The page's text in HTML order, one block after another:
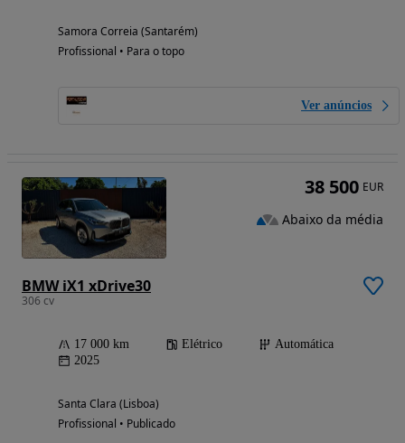
Samora Correia (Santarém)
Profissional • Para o topo
Ver anúncios
BMW iX1 xDrive30
306 cv
17 000 km Elétrico
Automática
2025
Santa Clara (Lisboa)
Profissional • Publicado
38 500 EUR
Abaixo da média